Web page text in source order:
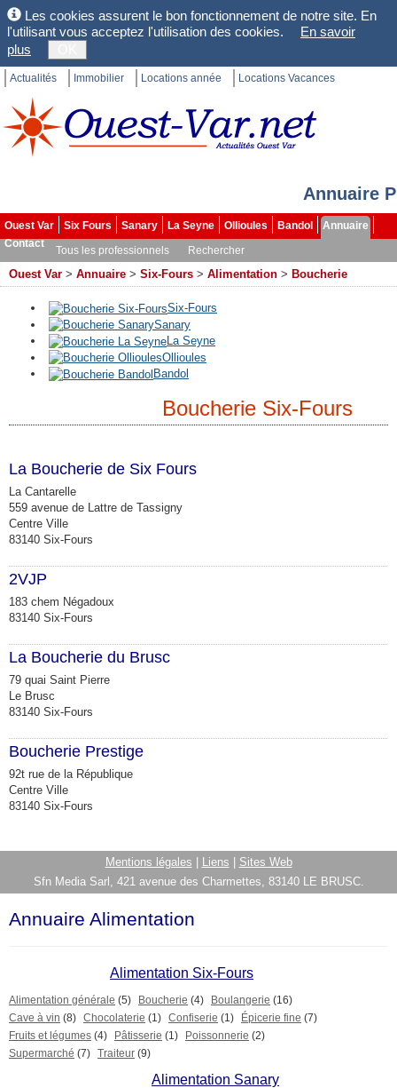
Les cookies assurent le bon fonctionnement de notre site. En
l'utilisant vous acceptez l'utilisation des cookies.
En savoir
plus
Actualités Immobilier Locations année Locations Vacances
Annuaire
Ouest Var Six Fours Sanary La Seyne Ollioules Bandol
Annuaire
Contact
Tous les professionnels Rechercher
Ouest Var > Annuaire > Six-Fours > Alimentation > Boucherie
Six-Fours
Sanary
La Seyne
Ollioules
Bandol
Boucherie Six-Fours
La Boucherie de Six Fours
La Cantarelle
559 avenue de Lattre de Tassigny
Centre Ville
83140 Six-Fours
2VJP
183 chem Négadoux
83140 Six-Fours
La Boucherie du Brusc
79 quai Saint Pierre
Le Brusc
83140 Six-Fours
Boucherie Prestige
92t rue de la République
Centre Ville
83140 Six-Fours
Mentions légales Liens
Sites Web
Sfn Media Sarl, 421 avenue des Charmettes, 83140 LE BRUSC.
Annuaire Alimentation
Alimentation Six-Fours
Alimentation générale (5) Boucherie (4) Boulangerie (16)
Cave à vin (8) Chocolaterie (1) Confiserie (1) Épicerie fine (7)
Fruits et légumes (4) Pâtisserie (1) Poissonnerie (2)
Supermarché (7) Traiteur (9)
Alimentation Sanary